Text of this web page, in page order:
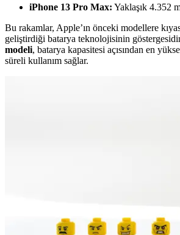
iPhone 13 Pro Max: Yaklaşık 4.352
Bu rakamlar, Apple’ın önceki modellere
geliştirdiği batarya teknolojisinin
modeli, batarya kapasitesi açısından en
süreli kullanım sağlar.